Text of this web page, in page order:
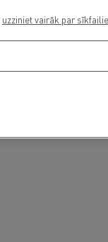
uzziniet vairāk par